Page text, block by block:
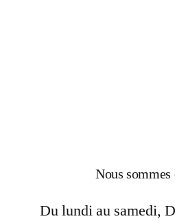
Nous sommes
Du lundi au samedi,